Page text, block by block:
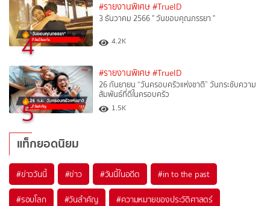
4
#รายงานพิเศษ #TrueID
3 ธันวาคม 2566 " วันขอบคุณภรรยา "
4.2K
5
#รายงานพิเศษ #TrueID
26 กันยายน “วันครอบครัวแห่งชาติ” วันกระชับความ
สัมพันธ์ที่ดีในครอบครัว
1.5K
แท็กยอดนิยม
#ข่าววันนี้ #ข่าว #วันนี้ในอดีต #in to the past
#รอบโลก #วันสำคัญ #ความหมายของประวัติศาสตร์